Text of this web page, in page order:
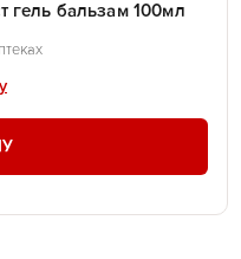
гель бальзам 100мл